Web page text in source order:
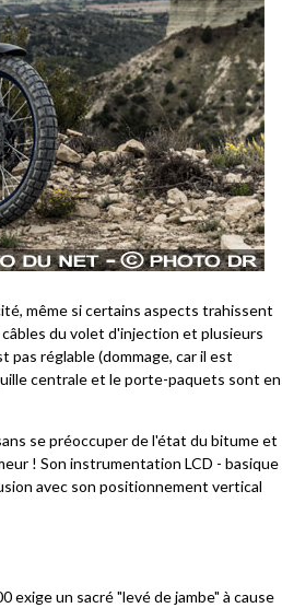
même si certains aspects trahissent
du volet d'injection et plusieurs
pas réglable (dommage, car il est
centrale et le porte-paquets sont en
se préoccuper de l'état du bitume et
! Son instrumentation LCD - basique
avec son positionnement vertical
exige un sacré "levé de jambe" à cause